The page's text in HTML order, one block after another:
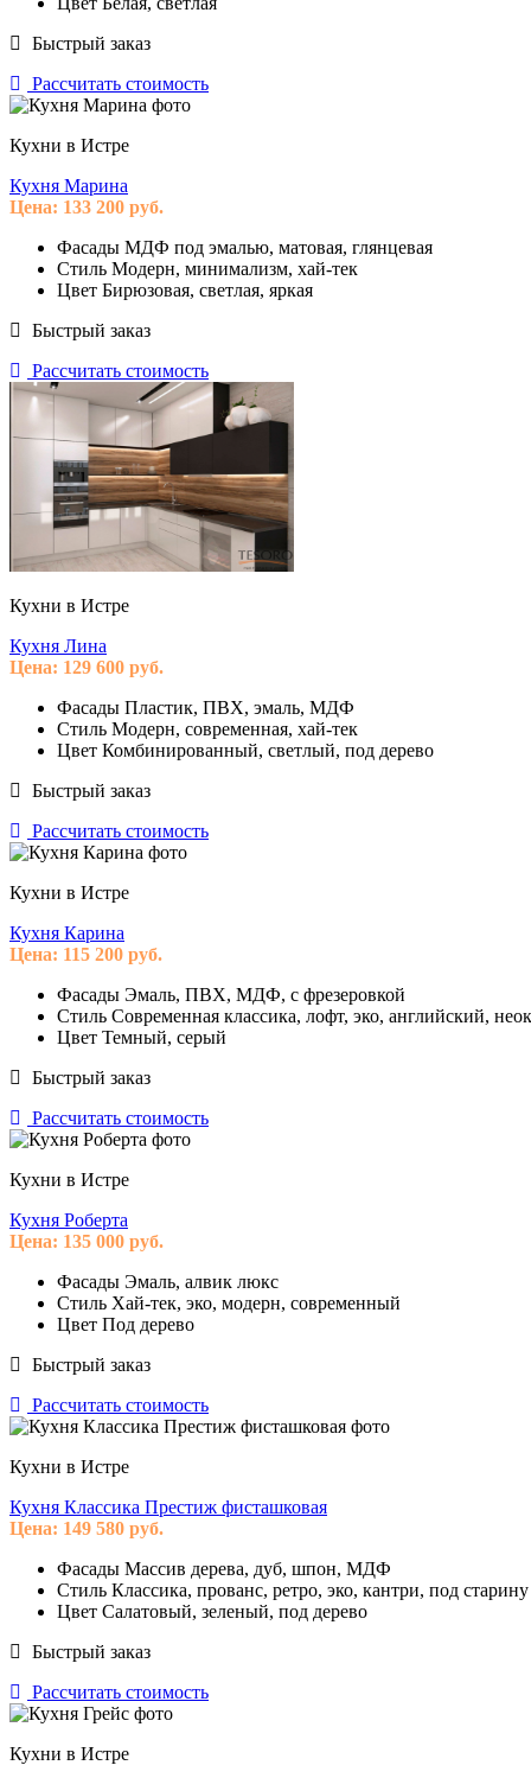
Быстрый заказ
Рассчитать стоимость
Кухни в Истре
Кухня Марина
Цена: 133 200 руб.
Фасады МДФ под эмалью, матовая, глянцевая
Стиль Модерн, минимализм, хай-тек
Цвет Бирюзовая, светлая, яркая
Быстрый заказ
Рассчитать стоимость
Кухни в Истре
Кухня Лина
Цена: 129 600 руб.
Фасады Пластик, ПВХ, эмаль, МДФ
Стиль Модерн, современная, хай-тек
Цвет Комбинированный, светлый, под дерево
Быстрый заказ
Рассчитать стоимость
Кухни в Истре
Кухня Карина
Цена: 115 200 руб.
Фасады Эмаль, ПВХ, МДФ, с фрезеровкой
Стиль Современная классика, лофт, эко, английский,
Цвет Темный, серый
Быстрый заказ
Рассчитать стоимость
Кухни в Истре
Кухня Роберта
Цена: 135 000 руб.
Фасады Эмаль, алвик люкс
Стиль Хай-тек, эко, модерн, современный
Цвет Под дерево
Быстрый заказ
Рассчитать стоимость
Кухни в Истре
Кухня Классика Престиж фисташковая
Цена: 149 580 руб.
Фасады Массив дерева, дуб, шпон, МДФ
Стиль Классика, прованс, ретро, эко, кантри, под старину
Цвет Салатовый, зеленый, под дерево
Быстрый заказ
Рассчитать стоимость
Кухни в Истре